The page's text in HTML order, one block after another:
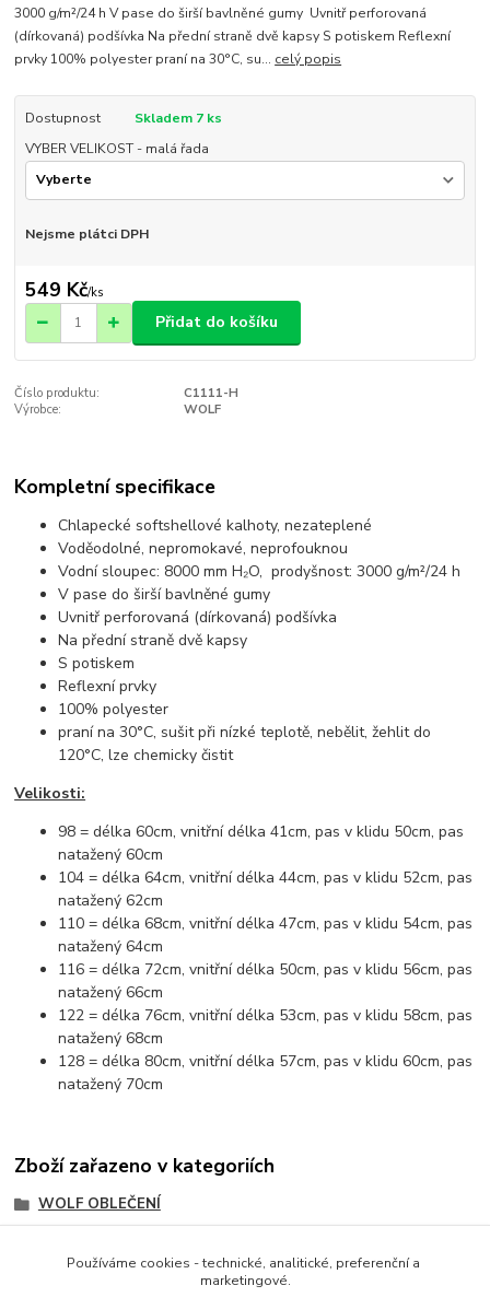
3000 g/m²/24 h V pase do širší bavlněné gumy Uvnitř perforovaná
(dírkovaná) podšívka Na přední straně dvě kapsy S potiskem Reflexní
prvky 100% polyester praní na 30°C, su... celý popis
Dostupnost
Skladem 7 ks
VYBER VELIKOST - malá řada
Nejsme plátci DPH
549 Kč/ks
Přidat do košíku
Číslo produktu:
C1111-H
Výrobce:
WOLF
Kompletní specifikace
Chlapecké softshellové kalhoty, nezateplené
Voděodolné, nepromokavé, neprofouknou
Vodní sloupec: 8000 mm H₂O, prodyšnost: 3000 g/m²/24 h
V pase do širší bavlněné gumy
Uvnitř perforovaná (dírkovaná) podšívka
Na přední straně dvě kapsy
S potiskem
Reflexní prvky
100% polyester
praní na 30°C, sušit při nízké teplotě, nebělit, žehlit do
120°C, lze chemicky čistit
Velikosti:
98 = délka 60cm, vnitřní délka 41cm, pas v klidu 50cm, pas
natažený 60cm
104 = délka 64cm, vnitřní délka 44cm, pas v klidu 52cm, pas
natažený 62cm
110 = délka 68cm, vnitřní délka 47cm, pas v klidu 54cm, pas
natažený 64cm
116 = délka 72cm, vnitřní délka 50cm, pas v klidu 56cm, pas
natažený 66cm
122 = délka 76cm, vnitřní délka 53cm, pas v klidu 58cm, pas
natažený 68cm
128 = délka 80cm, vnitřní délka 57cm, pas v klidu 60cm, pas
natažený 70cm
Zboží zařazeno v kategoriích
WOLF OBLEČENÍ
CHLAPECKÉ OBLEČNÍ WOLF
Používáme cookies - technické, analitické, preferenční a
marketingové.